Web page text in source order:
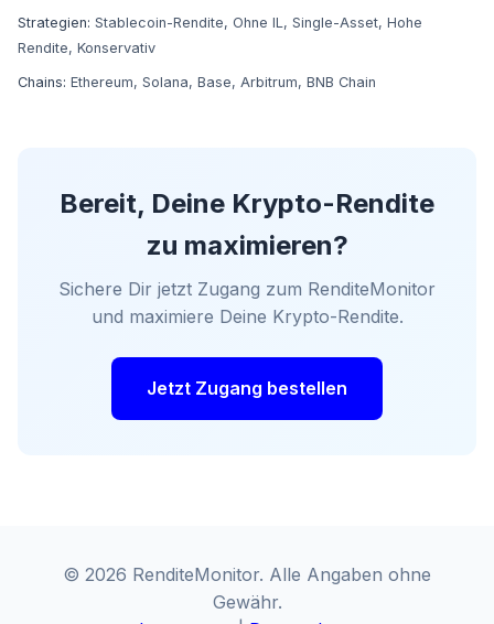
Strategien: Stablecoin-Rendite, Ohne IL , Single-Asset, Hohe
Rendite, Konservativ
Chains: Ethereum, Solana, Base, Arbitrum, BNB Chain
Bereit, Deine Krypto-Rendite
zu maximieren?
Sichere Dir jetzt Zugang zum RenditeMonitor
und maximiere Deine Krypto-Rendite.
Jetzt Zugang bestellen
© 2026 RenditeMonitor. Alle Angaben ohne
Gewähr.